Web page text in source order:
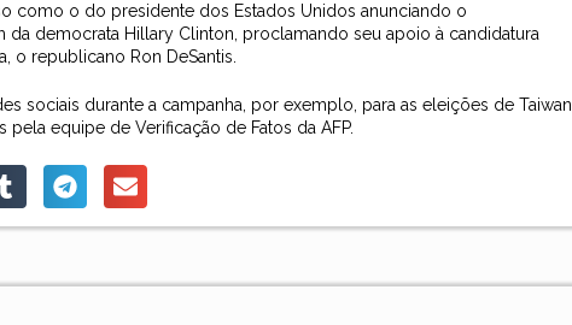
como o do presidente dos Estados Unidos anunciando o
democrata Hillary Clinton, proclamando seu apoio à candidatura
o republicano Ron DeSantis.
sociais durante a campanha, por exemplo, para as eleições de Taiwan
equipe de Verificação de Fatos da AFP.